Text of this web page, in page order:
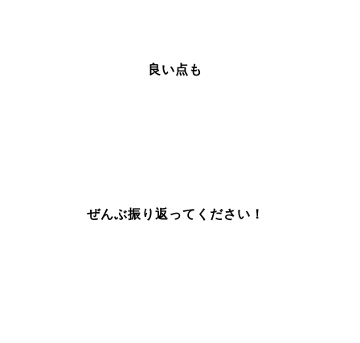
良い点も
ぜんぶ振り返ってください！